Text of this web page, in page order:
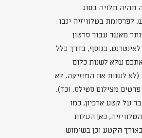
תהיה תלויה בסוג
לפרסומת בטלוויזיה יגבו
מאשר עבור סרטון
בנוסף, בדרך כלל
אתכם שלא לשנות כלום
(לא לשנות את המוזיקה, לא
מצילום סטילס, וכד).
על קטע ארכיון, כמו
כאן העלות
הקטע וכן בשימוש